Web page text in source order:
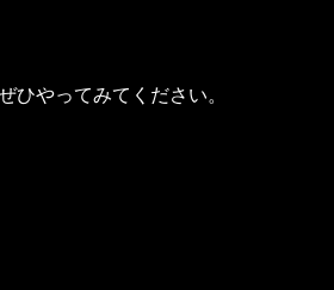
ひやってみてください。